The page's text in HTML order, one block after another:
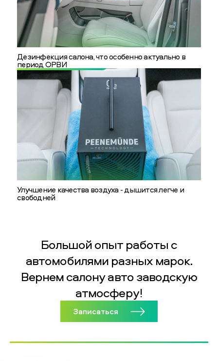
Дезинфекция салона, что особенно актуально в
период ОРВИ
Улучшение качества воздуха - дышится легче и
свободней
Большой опыт работы с
автомобилями разных марок.
Вернем салону авто заводскую
атмосферу!
Записаться